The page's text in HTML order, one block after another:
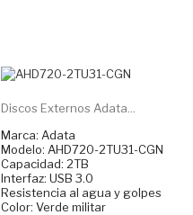
Discos Externos Adata...
Marca: Adata
Modelo: AHD720-2TU31-CGN
Capacidad: 2TB
Interfaz: USB 3.0
Resistencia al agua y golpes
Color: Verde militar